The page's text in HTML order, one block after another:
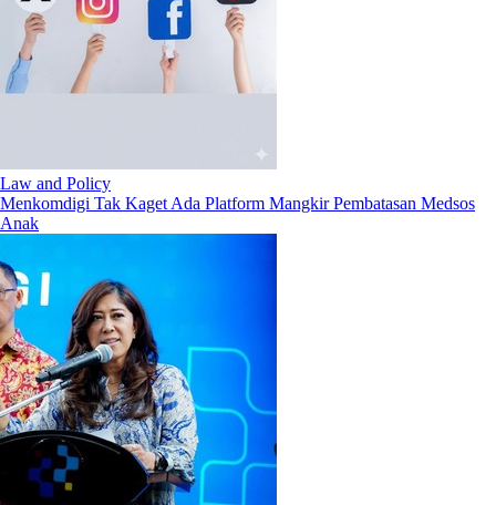
Law and Policy
Menkomdigi Tak Kaget Ada Platform Mangkir Pembatasan Medsos
Anak